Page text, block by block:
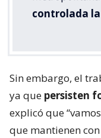
controlada
Sin embargo, el
ya que persisten
explicó que
que mantienen